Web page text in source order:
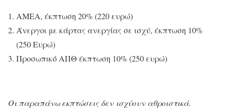
ΑΜΕΑ, έκπτωση 20% (220 ευρώ)
Άνεργοι με κάρτας ανεργίας σε ισχύ, έκπτωση 10%
(250 Ευρώ)
Προσωπικό ΑΠΘ έκπτωση 10% (250 ευρώ)
Οι παραπάνω εκπτώσεις δεν ισχύουν αθροιστικά.